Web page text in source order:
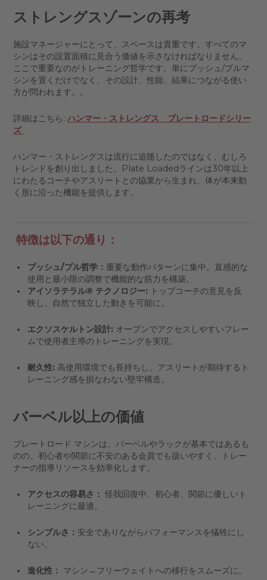
ストレングスゾーンの再考
施設マネージャーにとって、スペースは貴重です。すべてのマ
シンはその設置面積に見合う価値を示さなければなりません。
ここで重要なのがトレーニング哲学です。単にプッシュ/プルマ
シンを置くだけでなく、その設計、性能、結果につながる使い
方が問われます。。
詳細はこちら: ハンマー・ストレングス プレートロードシリー
ズ
ハンマー・ストレングスは流行に追随したのではなく、むしろ
トレンドを創り出しました。Plate Loadedラインは30年以上
にわたるコーチやアスリートとの協業から生まれ、体が本来動
く形に沿った機能を提供します。
特徴は以下の通り：
プッシュ/プル哲学： 重要な動作パターンに集中。直感的な
使用と最小限の調整で機能的な筋力を構築。
アイソラテラル® テクノロジー: トップコーチの意見を反
映し、自然で独立した動きを可能に。
エクソスケルトン設計: オープンでアクセスしやすいフレー
ムで使用者主導のトレーニングを実現。
耐久性: 高使用環境でも長持ちし、アスリートが期待するト
レーニング感を損なわない堅牢構造。
バーベル以上の価値
プレートロード マシンは、バーベルやラックが基本ではあるも
のの、初心者や関節に不安のある会員でも扱いやすく、トレー
ナーの指導リソースを効率化します。
アクセスの容易さ ： 怪我回復中、初心者、関節に優しいト
レーニングに最適。
シンプルさ： 安全でありながらパフォーマンスを犠牲にし
ない。
進化性： マシン→フリーウェイトへの移行をスムーズに。